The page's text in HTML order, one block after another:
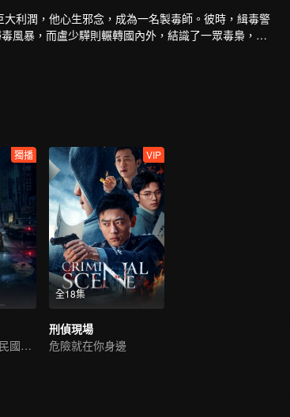
利潤，他心生邪念，成為一名製毒師。彼時，緝毒警
風暴，而盧少驊則輾轉國內外，結識了一眾毒梟，野
獨播
白宇尤靖茹詮釋民國偵探範
全18集
VIP
刑偵現場
危險就在你身邊